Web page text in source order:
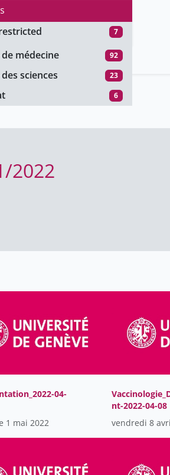
7
101
23
10
médecine
92
sciences 23
6
2022
04-
1 mai 2022
nt-2022-04-08
vendredi 8